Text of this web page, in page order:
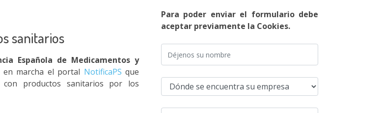
sanitarios
Española de Medicamentos y
marcha el portal NotificaPS que
con productos sanitarios por los
Para poder enviar el formulario debe
aceptar previamente la Cookies.